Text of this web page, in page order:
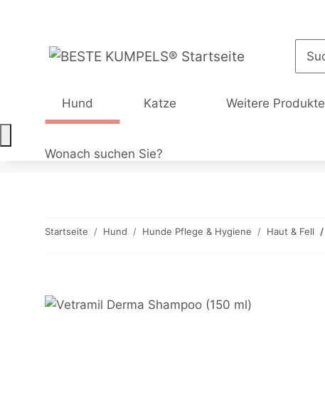
Hund Katze Weitere Produkte
Wonach suchen Sie?
Startseite Hund Hunde Pflege & Hygiene Haut & Fell